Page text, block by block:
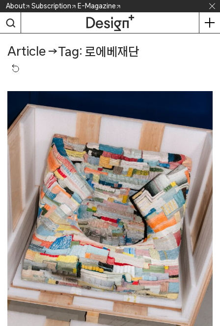
Skip
content
About Subscription E-Magazine
Article →Tag: 로에베재단